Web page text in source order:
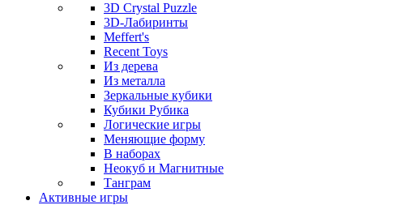
3D Crystal Puzzle
3D-Лабиринты
Meffert's
Recent Toys
Из дерева
Из металла
Зеркальные кубики
Кубики Рубика
Логические игры
Меняющие форму
В наборах
Неокуб и Магнитные
Танграм
Активные игры